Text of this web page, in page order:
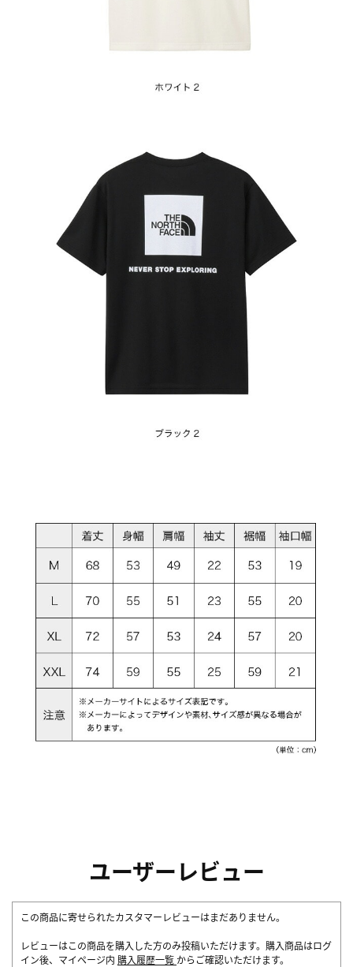
ユーザーレビュー
この商品に寄せられたカスタマーレビューはまだありません。
レビューはこの商品を購入した方のみ投稿いただけます。購入商品はログ
イン後、マイページ内 購入履歴一覧 からご確認いただけます。